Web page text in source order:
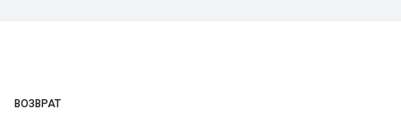
ВОЗВРАТ